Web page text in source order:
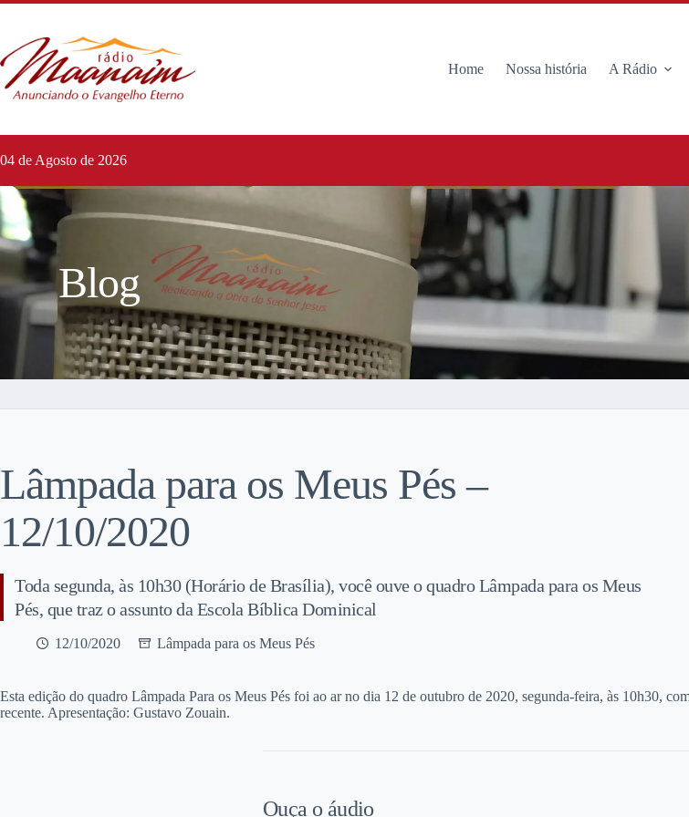
Home Nossa história A Rádio
04 de Agosto de 2026
Blog
Lâmpada para os Meus Pés –
12/10/2020
Toda segunda, às 10h30 (Horário de Brasília), você ouve o quadro Lâmpada para os Meus
Pés, que traz o assunto da Escola Bíblica Dominical
12/10/2020 Lâmpada para os Meus Pés
Esta edição do quadro Lâmpada Para os Meus Pés foi ao ar no dia 12 de outubro de 2020, segunda-feira, às 10h30,
recente. Apresentação: Gustavo Zouain.
Ouça o áudio